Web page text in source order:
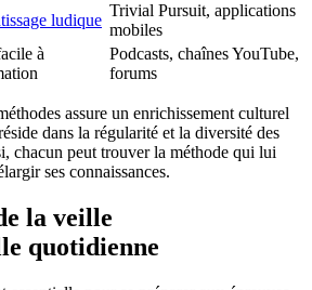
ludique
Trivial Pursuit, applications
mobiles
à
Podcasts, chaînes YouTube,
forums
assure un enrichissement culturel
dans la régularité et la diversité des
chacun peut trouver la méthode qui lui
ses connaissances.
la veille
quotidienne